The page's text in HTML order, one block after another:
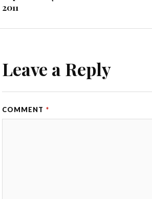
2011
Leave a Reply
COMMENT *